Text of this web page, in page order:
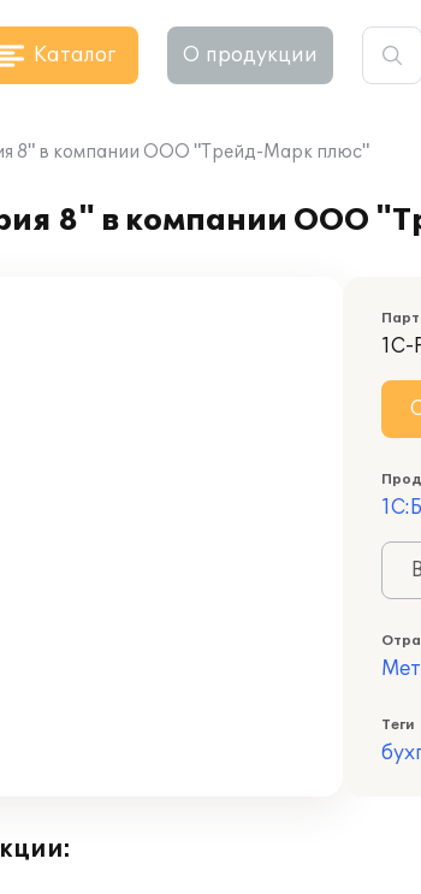
Каталог О продукции
8" в компании ООО "Трейд-Марк плюс"
8" в компании ООО
1С-
Теги